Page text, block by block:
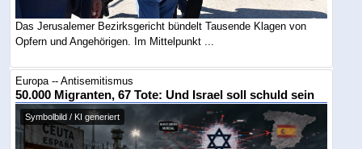
Das Jerusalemer Bezirksgericht bündelt Tausende Klagen von
Opfern und Angehörigen. Im Mittelpunkt ...
Europa -- Antisemitismus
50.000 Migranten, 67 Tote: Und Israel soll schuld sein
Symbolbild / KI generiert